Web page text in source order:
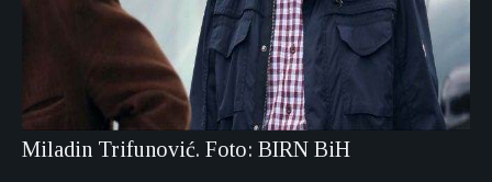
Miladin Trifunović. Foto: BIRN BiH